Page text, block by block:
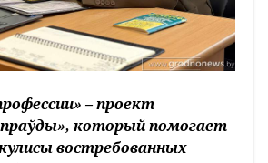
– проект
праўды», который помогает
востребованных